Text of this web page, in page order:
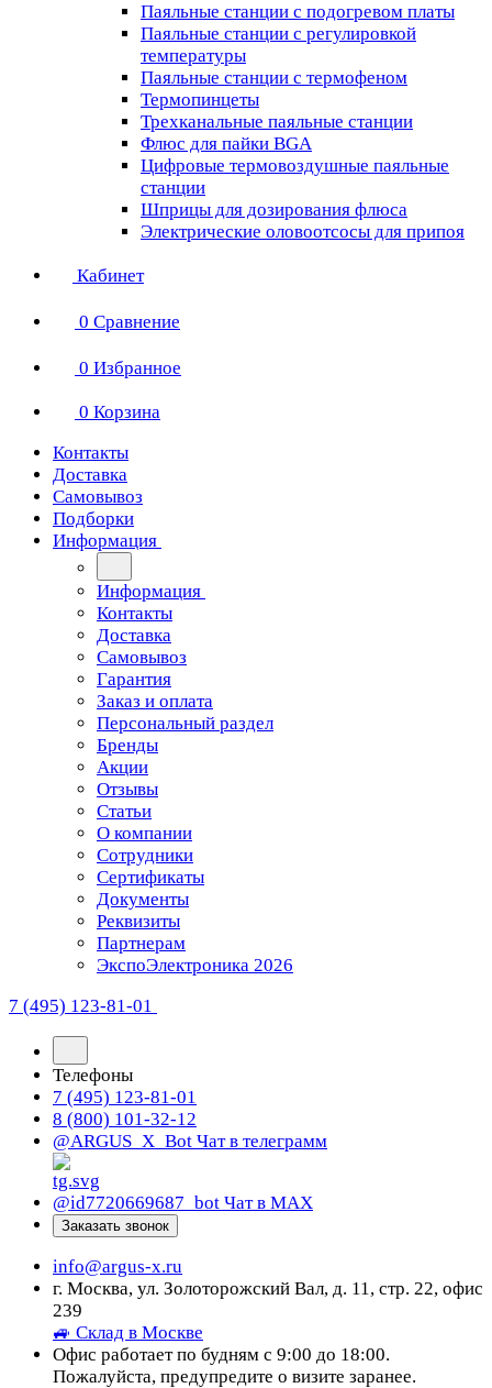
Паяльные станции с подогревом платы
Паяльные станции с регулировкой
температуры
Паяльные станции с термофеном
Термопинцеты
Трехканальные паяльные станции
Флюс для пайки BGA
Цифровые термовоздушные паяльные
станции
Шприцы для дозирования флюса
Электрические оловоотсосы для припоя
Кабинет
0 Сравнение
0 Избранное
0 Корзина
Контакты
Доставка
Самовывоз
Подборки
Информация
Информация
Контакты
Доставка
Самовывоз
Гарантия
Заказ и оплата
Персональный раздел
Бренды
Акции
Отзывы
Статьи
О компании
Сотрудники
Сертификаты
Документы
Реквизиты
Партнерам
ЭкспоЭлектроника 2026
7 (495) 123-81-01
Телефоны
7 (495) 123-81-01
8 (800) 101-32-12
@ARGUS_X_Bot Чат в телеграмм
@id7720669687_bot Чат в МАХ
Заказать звонок
info@argus-x.ru
г. Москва, ул. Золоторожский Вал, д. 11, стр. 22, офис
239
🚙 Склад в Москве
Офис работает по будням с 9:00 до 18:00.
Пожалуйста, предупредите о визите заранее.